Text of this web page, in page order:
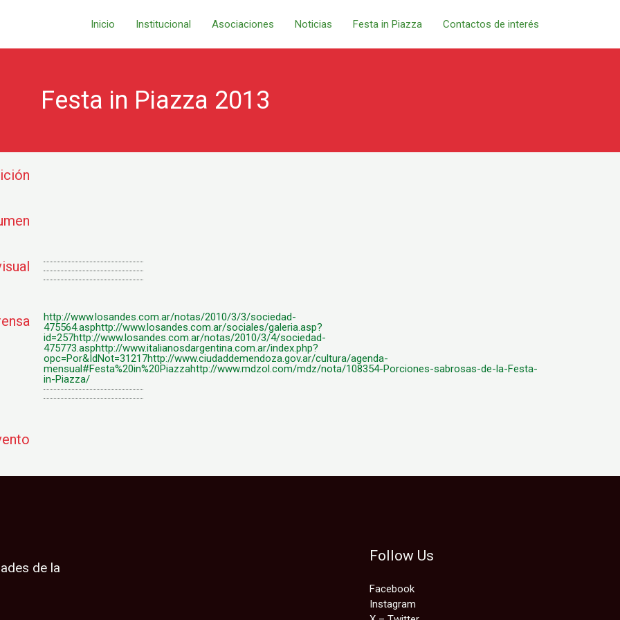
Inicio Institucional Asociaciones Noticias Festa in Piazza Contactos de interés
Festa in Piazza 2013
http://www.losandes.com.ar/notas/2010/3/3/sociedad-
475564.asphttp://www.losandes.com.ar/sociales/galeria.asp?
id=257http://www.losandes.com.ar/notas/2010/3/4/sociedad-
475773.asphttp://www.italianosdargentina.com.ar/index.php?
opc=Por&IdNot=31217http://www.ciudaddemendoza.gov.ar/cultura/agenda-
mensual#Festa%20in%20Piazzahttp://www.mdzol.com/mdz/nota/108354-Porciones-sabrosas-de-la-Festa-
in-Piazza/
de la
Follow Us
Facebook
Instagram